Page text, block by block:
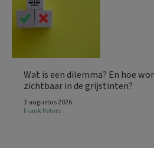
Wat is een dilemma? En hoe
zichtbaar in de grijstinten?
3 augustus 2026
Frank Peters